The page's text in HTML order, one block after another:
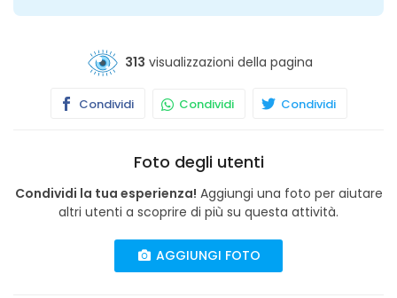
313 visualizzazioni della pagina
Condividi Condividi Condividi
Foto degli utenti
Condividi la tua esperienza! Aggiungi una foto per aiutare
altri utenti a scoprire di più su questa attività.
AGGIUNGI FOTO